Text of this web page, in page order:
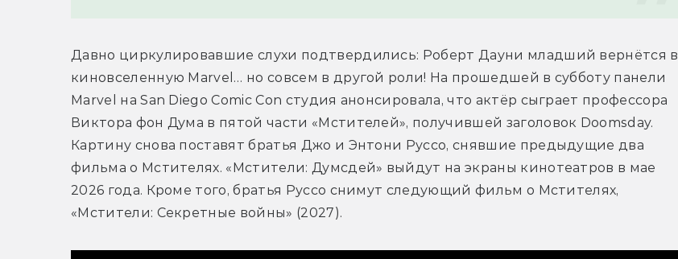
Давно циркулировавшие слухи подтвердились: Роберт Дауни младший вернётся в
киновселенную Marvel… но совсем в другой роли! На прошедшей в субботу панели
Marvel на San Diego Comic Con студия анонсировала, что актёр сыграет профессора
Виктора фон Дума в пятой части «Мстителей», получившей заголовок Doomsday.
Картину снова поставят братья Джо и Энтони Руссо, снявшие предыдущие два
фильма о Мстителях. «Мстители: Думсдей» выйдут на экраны кинотеатров в мае
2026 года. Кроме того, братья Руссо снимут следующий фильм о Мстителях,
«Мстители: Секретные войны» (2027).